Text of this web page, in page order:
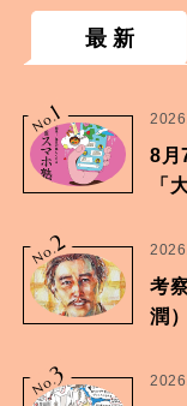
最 新
No.
1
8月
「
No.2
考
潤
No.3